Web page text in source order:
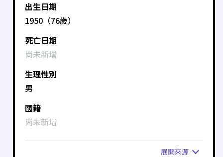
出生日期
1950（76歲）
死亡日期
尚未新增
生理性別
男
國籍
尚未新增
展開來源